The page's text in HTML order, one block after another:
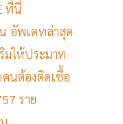
ที่นี่
อัพเดทล่าสุด
มให้ประมาท
นต้องติดเชื้อ
ราย